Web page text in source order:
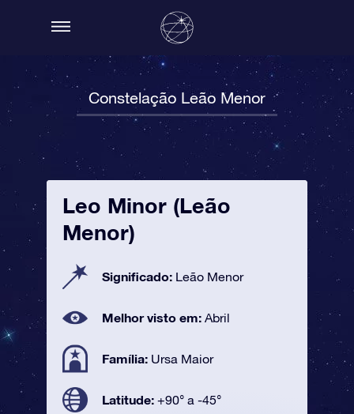
Constelação Leão Menor
Leo Minor (Leão
Menor)
Significado: Leão Menor
Melhor visto em: Abril
Família: Ursa Maior
Latitude: +90° a -45°